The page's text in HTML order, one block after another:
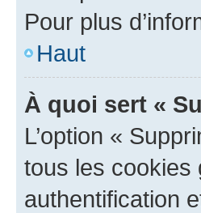
Pour plus
Haut
À quoi sert «
L’option «
tous les cookies
authentification